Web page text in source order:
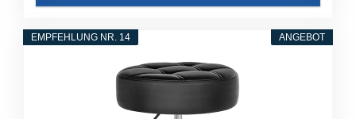
ANGEBOT
EMPFEHLUNG NR. 14